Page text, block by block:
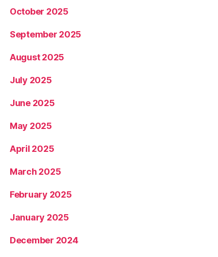
October 2025
September 2025
August 2025
July 2025
June 2025
May 2025
April 2025
March 2025
February 2025
January 2025
December 2024